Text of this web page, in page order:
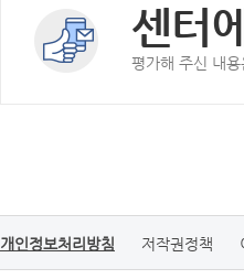
센터
평가해 주신 내
개인정보처리방침 저작권정책